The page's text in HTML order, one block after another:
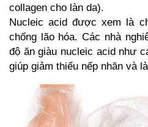
collagen cho làn da).
Nucleic acid được xem là
chống lão hóa. Các nhà
độ ăn giàu nucleic acid như
giúp giảm thiểu nếp nhăn và